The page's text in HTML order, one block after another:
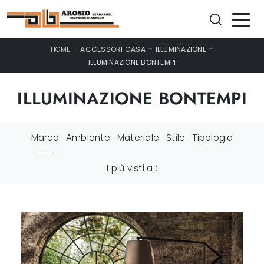
HOME -ACCESSORI CASA- ILLUMINAZIONE-
ILLUMINAZIONE BONTEMPI
ILLUMINAZIONE BONTEMPI
Marca Ambiente Materiale Stile Tipologia
I più visti a :